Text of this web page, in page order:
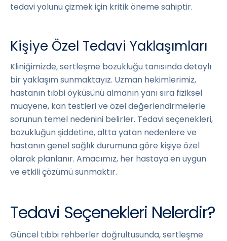
tedavi yolunu çizmek için kritik öneme sahiptir.
Kişiye Özel Tedavi Yaklaşımları
Kliniğimizde, sertleşme bozukluğu tanısında detaylı
bir yaklaşım sunmaktayız. Uzman hekimlerimiz,
hastanın tıbbi öyküsünü almanın yanı sıra fiziksel
muayene, kan testleri ve özel değerlendirmelerle
sorunun temel nedenini belirler. Tedavi seçenekleri,
bozukluğun şiddetine, altta yatan nedenlere ve
hastanın genel sağlık durumuna göre kişiye özel
olarak planlanır. Amacımız, her hastaya en uygun
ve etkili çözümü sunmaktır.
Tedavi Seçenekleri Nelerdir?
Güncel tıbbi rehberler doğrultusunda, sertleşme